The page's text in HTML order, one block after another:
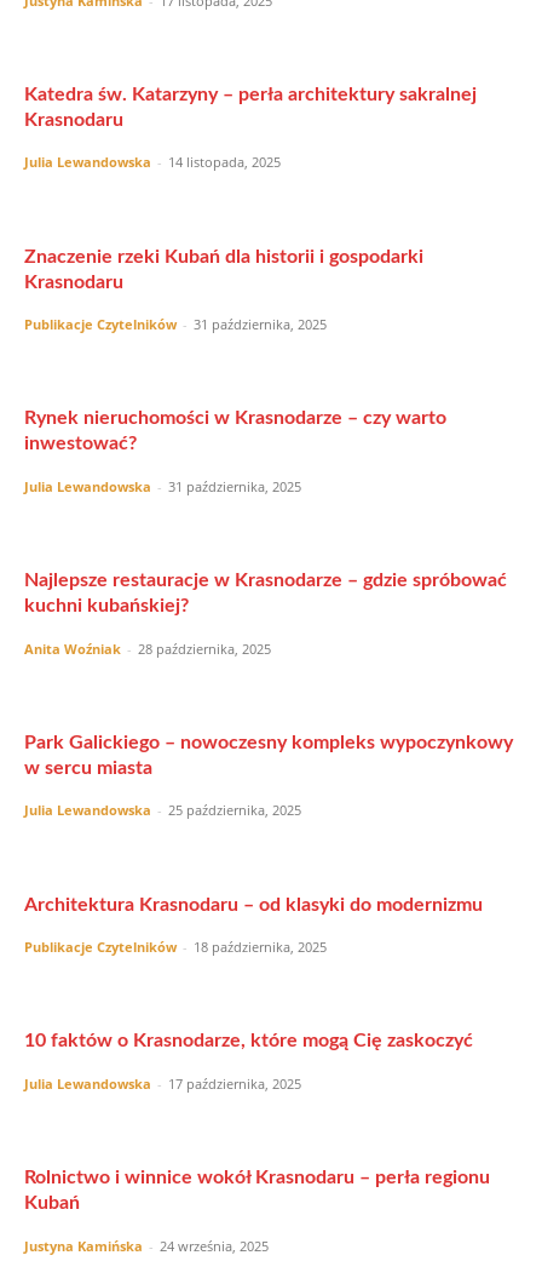
Katedra św. Katarzyny – perła architektury sakralnej
Krasnodaru
Julia Lewandowska - 14 listopada, 2025
Znaczenie rzeki Kubań dla historii i gospodarki
Krasnodaru
Publikacje Czytelników - 31 października, 2025
Rynek nieruchomości w Krasnodarze – czy warto
inwestować?
Julia Lewandowska - 31 października, 2025
Najlepsze restauracje w Krasnodarze – gdzie spróbować
kuchni kubańskiej?
Anita Woźniak - 28 października, 2025
Park Galickiego – nowoczesny kompleks wypoczynkowy
w sercu miasta
Julia Lewandowska - 25 października, 2025
Architektura Krasnodaru – od klasyki do modernizmu
Publikacje Czytelników - 18 października, 2025
10 faktów o Krasnodarze, które mogą Cię zaskoczyć
Julia Lewandowska - 17 października, 2025
Rolnictwo i winnice wokół Krasnodaru – perła regionu
Kubań
Justyna Kamińska - 24 września, 2025